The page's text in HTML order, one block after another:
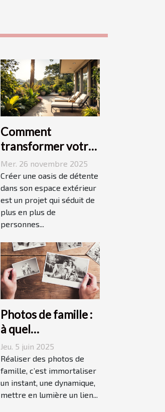
Comment
transformer votre
espace extérieur en
oasis de détente ?
Mer. 26 novembre 2025
Créer une oasis de détente
dans son espace extérieur
est un projet qui séduit de
plus en plus de
personnes...
Photos de famille :
à quel
photographe
confier cette tâche
à Grenoble ?
Jeu. 5 juin 2025
Réaliser des photos de
famille, c’est immortaliser
un instant, une dynamique,
mettre en lumière un lien...